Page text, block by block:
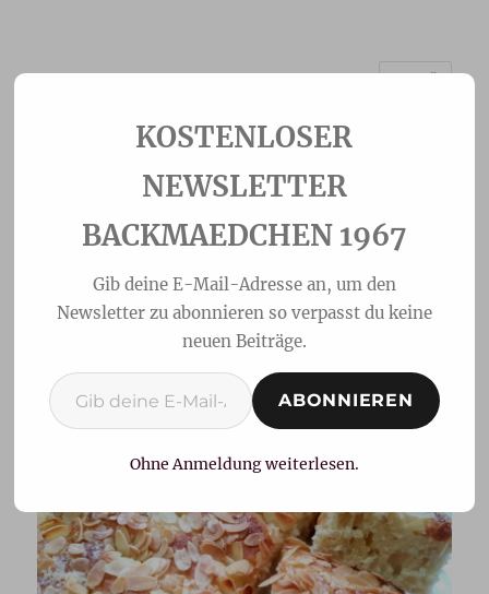
Saftiger Butterkuchen
NEWSLETTER
BACKMAEDCHEN 1967
Gib deine E-Mail-Adresse an, um den
Newsletter zu abonnieren so verpasst du keine
neuen Beiträge.
Gib deine E-Mail-Adresse ein ...
ABONNIEREN
Ohne Anmeldung weiterlesen.